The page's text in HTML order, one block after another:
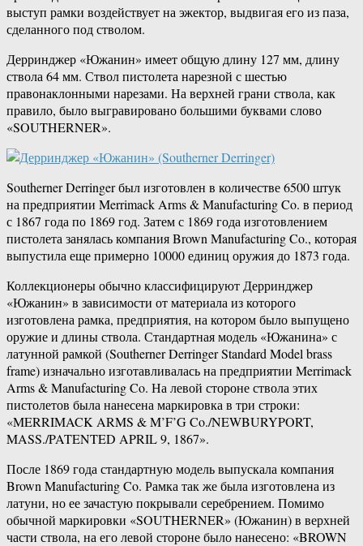
выступ рамки воздействует на эжектор, выдвигая его из паза,
сделанного под стволом.
Дерринджер «Южанин» имеет общую длину 127 мм, длину
ствола 64 мм. Ствол пистолета нарезной с шестью
правонаклонными нарезами. На верхней грани ствола, как
правило, было выгравировано большими буквами слово
«SOUTHERNER».
Southerner Derringer был изготовлен в количестве 6500 штук
на предприятии Merrimack Arms & Manufacturing Co. в период
с 1867 года по 1869 год. Затем с 1869 года изготовлением
пистолета занялась компания Brown Manufacturing Co., которая
выпустила еще примерно 10000 единиц оружия до 1873 года.
Коллекционеры обычно классифицируют Дерринджер
«Южанин» в зависимости от материала из которого
изготовлена рамка, предприятия, на котором было выпущено
оружие и длины ствола. Стандартная модель «Южанина» с
латунной рамкой (Southerner Derringer Standard Model brass
frame) изначально изготавливалась на предприятии Merrimack
Arms & Manufacturing Co. На левой стороне ствола этих
пистолетов была нанесена маркировка в три строки:
«MERRIMACK ARMS & M’F’G Co./NEWBURYPORT,
MASS./PATENTED APRIL 9, 1867».
После 1869 года стандартную модель выпускала компания
Brown Manufacturing Co. Рамка так же была изготовлена из
латуни, но ее зачастую покрывали серебрением. Помимо
обычной маркировки «SOUTHERNER» (Южанин) в верхней
части ствола, на его левой стороне было нанесено: «BROWN